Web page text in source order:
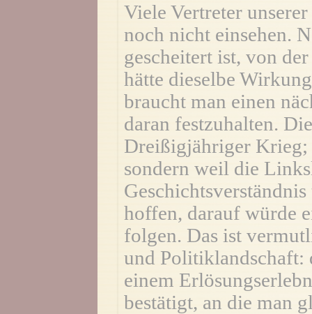
Viele Vertreter
noch nicht einsehen.
gescheitert ist, von
hätte dieselbe
braucht man einen
daran festzuhalten.
Dreißigjähriger Krieg;
sondern weil die
hoffen, darauf würde
folgen. Das ist
und Politiklandschaft:
einem
bestätigt, an die man